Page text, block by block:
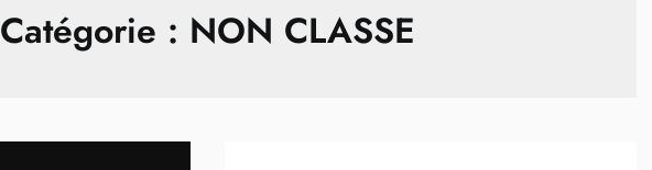
Catégorie : NON CLASSE